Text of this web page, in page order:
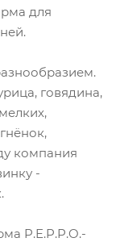
для
говядина,
компания
-
P.E.P.P.O.-